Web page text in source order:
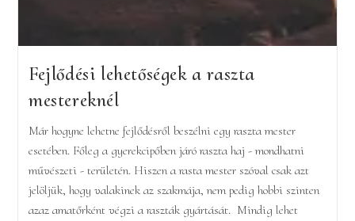
Fejlődési lehetőségek a raszta
mestereknél
Már hogyne lehetne fejlődésről beszélni egy raszta mester
esetében. Főleg a gyerekcipőben járó raszta haj - mondhatni
művészeti - területén. Hiszen a rasta mester szóval csak azt
jelöljük, hogy valakinek az szakmája, nem pedig hobbi szinten
azaz amatőrként végzi a raszták gyártását. Mindig lehet